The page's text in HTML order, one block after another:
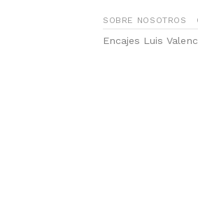
SOBRE NOSOTROS
Encajes Luis